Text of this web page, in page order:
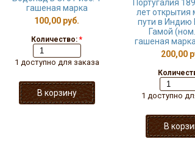
гашеная марка
100,00 руб.
Количество: *
1 доступно для заказа
Португалия
лет открытия
пути в Индию
Гамой
гашеная
200,00
1 доступно